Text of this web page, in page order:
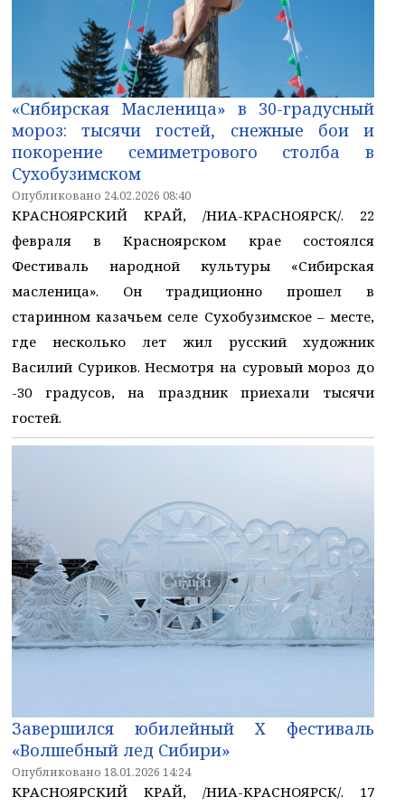
«Сибирская Масленица» в 30-градусный
мороз: тысячи гостей, снежные бои и
покорение семиметрового столба в
Сухобузимском
Опубликовано 24.02.2026 08:40
КРАСНОЯРСКИЙ КРАЙ, /НИА-КРАСНОЯРСК/. 22
февраля в Красноярском крае состоялся
Фестиваль народной культуры «Сибирская
масленица». Он традиционно прошел в
старинном казачьем селе Сухобузимское – месте,
где несколько лет жил русский художник
Василий Суриков. Несмотря на суровый мороз до
-30 градусов, на праздник приехали тысячи
гостей.
Завершился юбилейный Х фестиваль
«Волшебный лед Сибири»
Опубликовано 18.01.2026 14:24
КРАСНОЯРСКИЙ КРАЙ, /НИА-КРАСНОЯРСК/. 17